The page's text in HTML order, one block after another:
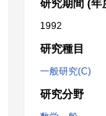
研究期間 (年
1992
研究種目
一般研究(C)
研究分野